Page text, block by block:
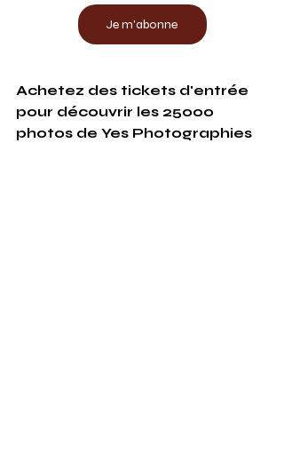
Je m'abonne
Achetez des tickets d'entrée
pour découvrir les 25000
photos de Yes Photographies